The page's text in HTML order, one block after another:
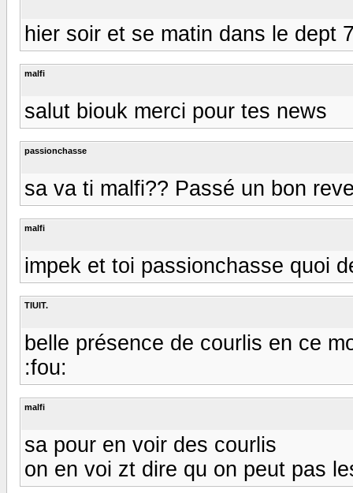
hier soir et se matin dans le dept
malfi
salut biouk merci pour tes news
passionchasse
sa va ti malfi?? Passé un bon
malfi
impek et toi passionchasse quoi
TIUIT.
belle présence de courlis en ce
:fou:
malfi
sa pour en voir des courlis
on en voi zt dire qu on peut pas